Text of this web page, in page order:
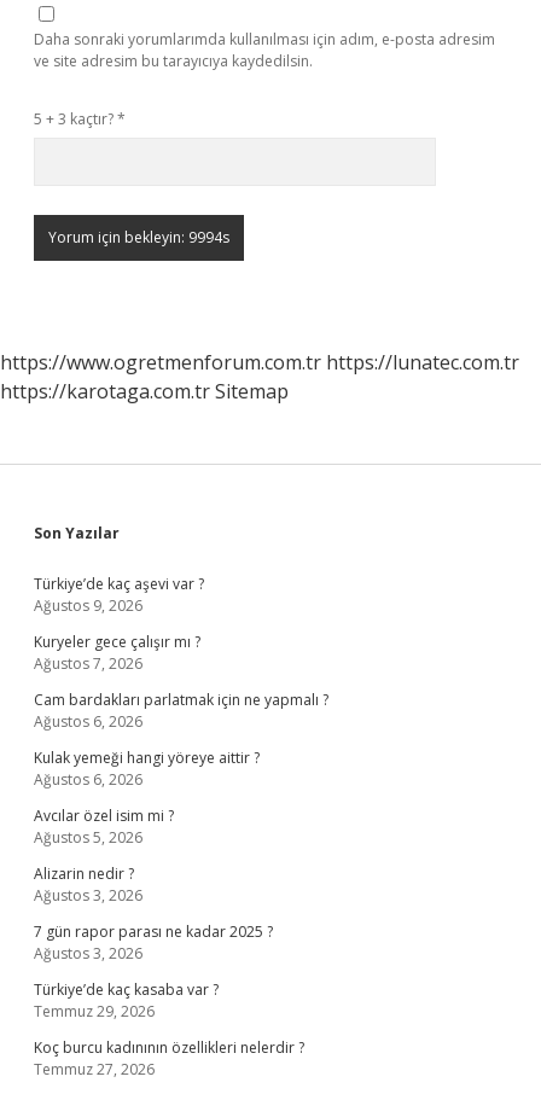
Daha sonraki yorumlarımda kullanılması için adım, e-posta adresim
ve site adresim bu tarayıcıya kaydedilsin.
5 + 3 kaçtır?*
https://www.ogretmenforum.com.tr https://lunatec.com.tr
https://karotaga.com.trSitemap
Sidebar
Son Yazılar
Türkiye’de kaç aşevi var ?
Ağustos 9, 2026
Kuryeler gece çalışır mı ?
Ağustos 7, 2026
Cam bardakları parlatmak için ne yapmalı ?
Ağustos 6, 2026
Kulak yemeği hangi yöreye aittir ?
Ağustos 6, 2026
Avcılar özel isim mi ?
Ağustos 5, 2026
Alizarin nedir ?
Ağustos 3, 2026
7 gün rapor parası ne kadar 2025 ?
Ağustos 3, 2026
Türkiye’de kaç kasaba var ?
Temmuz 29, 2026
Koç burcu kadınının özellikleri nelerdir ?
Temmuz 27, 2026